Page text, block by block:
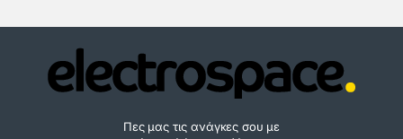
Πες μας τις ανάγκες σου με